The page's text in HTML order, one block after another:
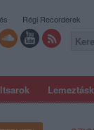
Régi Recorderek